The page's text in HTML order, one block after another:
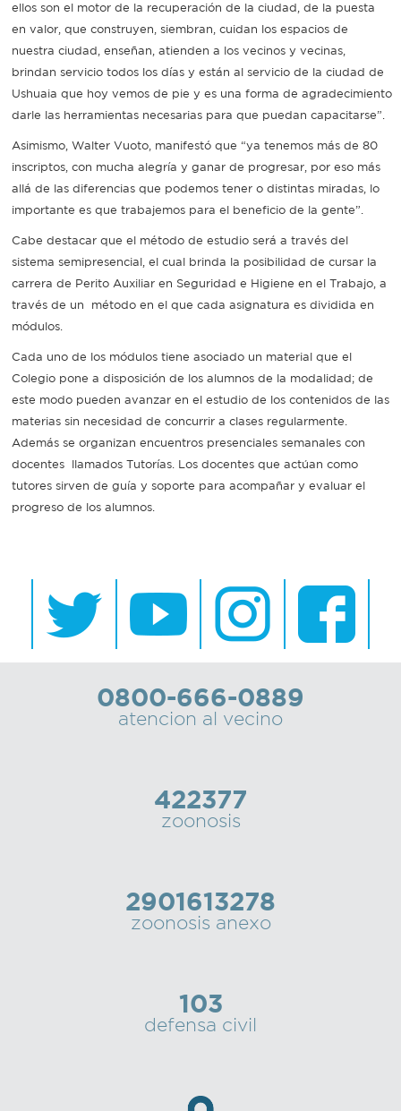
ellos son el motor de la recuperación de la ciudad, de la puesta
en valor, que construyen, siembran, cuidan los espacios de
nuestra ciudad, enseñan, atienden a los vecinos y vecinas,
brindan servicio todos los días y están al servicio de la ciudad de
Ushuaia que hoy vemos de pie y es una forma de agradecimiento
darle las herramientas necesarias para que puedan capacitarse”.
Asimismo, Walter Vuoto, manifestó que “ya tenemos más de 80
inscriptos, con mucha alegría y ganar de progresar, por eso más
allá de las diferencias que podemos tener o distintas miradas, lo
importante es que trabajemos para el beneficio de la gente”.
Cabe destacar que el método de estudio será a través del
sistema semipresencial, el cual brinda la posibilidad de cursar la
carrera de Perito Auxiliar en Seguridad e Higiene en el Trabajo, a
través de un método en el que cada asignatura es dividida en
módulos.
Cada uno de los módulos tiene asociado un material que el
Colegio pone a disposición de los alumnos de la modalidad; de
este modo pueden avanzar en el estudio de los contenidos de las
materias sin necesidad de concurrir a clases regularmente.
Además se organizan encuentros presenciales semanales con
docentes llamados Tutorías. Los docentes que actúan como
tutores sirven de guía y soporte para acompañar y evaluar el
progreso de los alumnos.
0800-666-0889
atencion al vecino
422377
zoonosis
2901613278
zoonosis anexo
103
defensa civil